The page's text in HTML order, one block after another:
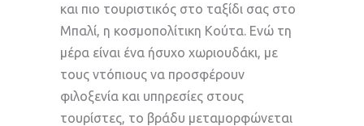
και πιο τουριστικός στο ταξίδι σας στο
Μπαλί, η κοσμοπολίτικη Κούτα. Ενώ τη
μέρα είναι ένα ήσυχο χωριουδάκι, με
τους ντόπιους να προσφέρουν
φιλοξενία και υπηρεσίες στους
τουρίστες, το βράδυ μεταμορφώνεται